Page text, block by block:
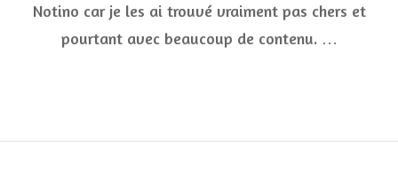
Notino car je les ai trouvé vraiment pas chers et
pourtant avec beaucoup de contenu. …